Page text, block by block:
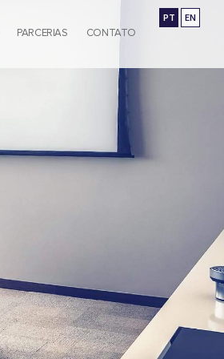
PT EN
PARCERIAS CONTATO